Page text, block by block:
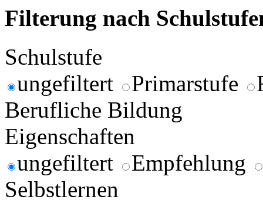
Filterung nach
Schulstufe
ungefiltert
Primarstufe
Berufliche Bildung
Eigenschaften
ungefiltert
Empfehlung
Selbstlernen